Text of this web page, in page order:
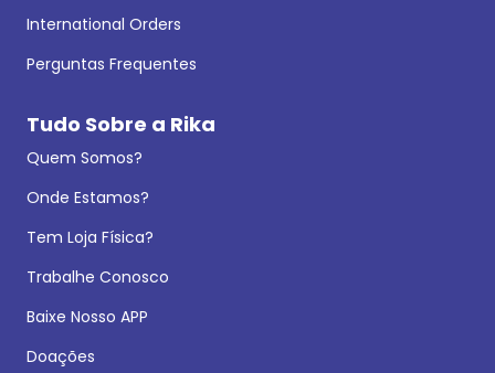
International Orders
Perguntas Frequentes
Tudo Sobre a Rika
Quem Somos?
Onde Estamos?
Tem Loja Física?
Trabalhe Conosco
Baixe Nosso APP
Doações